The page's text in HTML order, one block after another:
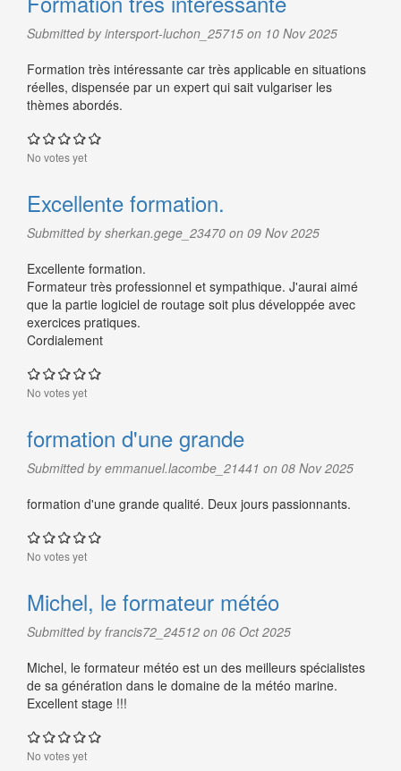
Submitted by intersport-luchon_25715 on 10 Nov 2025
Formation très intéressante car très applicable en situations
réelles, dispensée par un expert qui sait vulgariser les
thèmes abordés.
No votes yet
Excellente formation.
Submitted by sherkan.gege_23470 on 09 Nov 2025
Excellente formation.
Formateur très professionnel et sympathique. J'aurai aimé
que la partie logiciel de routage soit plus développée avec
exercices pratiques.
Cordialement
No votes yet
formation d'une grande
Submitted by emmanuel.lacombe_21441 on 08 Nov 2025
formation d'une grande qualité. Deux jours passionnants.
No votes yet
Michel, le formateur météo
Submitted by francis72_24512 on 06 Oct 2025
Michel, le formateur météo est un des meilleurs spécialistes
de sa génération dans le domaine de la météo marine.
Excellent stage !!!
No votes yet